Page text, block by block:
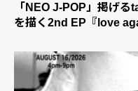
「NEO J-POP」掲げ
を描く2nd EP『love